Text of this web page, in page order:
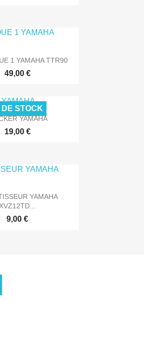
rapide
1 YAMAHA TTR90
49,00 €
rapide
YAMAHA
19,00 €
STOCK
rapide
YAMAHA
9,00 €